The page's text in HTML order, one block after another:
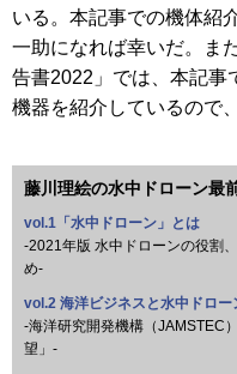
いる。本記事での機体紹
一助になれば幸いだ。ま
告書2022」では、本記事
機器を紹介しているので
藤川理絵の水中ドローン最
vol.1「水中ドローン」とは
-2021年版 水中ドローンの役割
め-
vol.2 海洋ビジネスと水中ドロー
-海洋研究開発機構（JAMSTEC
望」-